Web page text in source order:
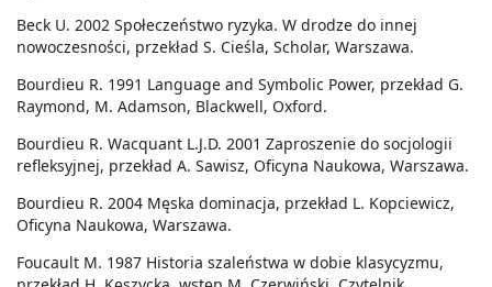
Beck U. 2002 Społeczeństwo ryzyka. W drodze do innej
nowoczesności, przekład S. Cieśla, Scholar, Warszawa.
Bourdieu R. 1991 Language and Symbolic Power, przekład G.
Raymond, M. Adamson, Blackwell, Oxford.
Bourdieu R. Wacquant L.J.D. 2001 Zaproszenie do socjologii
refleksyjnej, przekład A. Sawisz, Oficyna Naukowa, Warszawa.
Bourdieu R. 2004 Męska dominacja, przekład L. Kopciewicz,
Oficyna Naukowa, Warszawa.
Foucault M. 1987 Historia szaleństwa w dobie klasycyzmu,